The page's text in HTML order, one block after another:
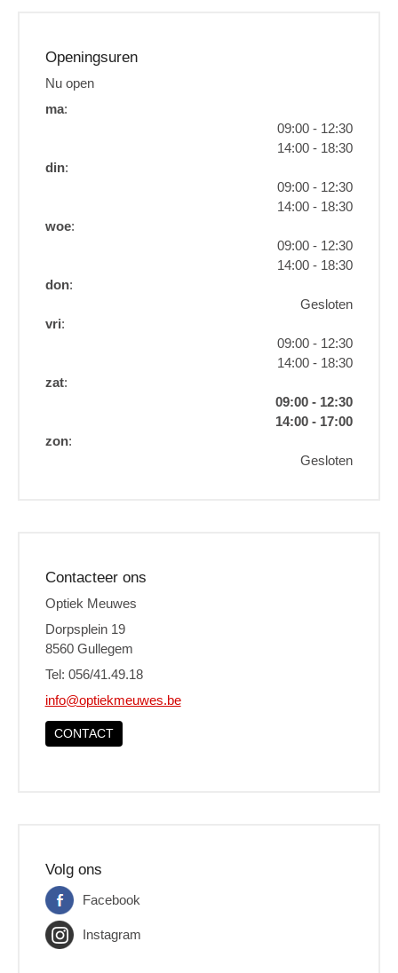
Openingsuren
Nu open
ma:
09:00 - 12:30
14:00 - 18:30
din:
09:00 - 12:30
14:00 - 18:30
woe:
09:00 - 12:30
14:00 - 18:30
don:
Gesloten
vri:
09:00 - 12:30
14:00 - 18:30
zat:
09:00 - 12:30
14:00 - 17:00
zon:
Gesloten
Contacteer ons
Optiek Meuwes
Dorpsplein 19
8560 Gullegem
Tel: 056/41.49.18
info@optiekmeuwes.be
CONTACT
Volg ons
Facebook
Instagram